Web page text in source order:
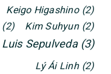
Keigo Higashino (2)
(2) Kim Suhyun (2)
Luis Sepulveda (3)
Lý Ái Linh (2)